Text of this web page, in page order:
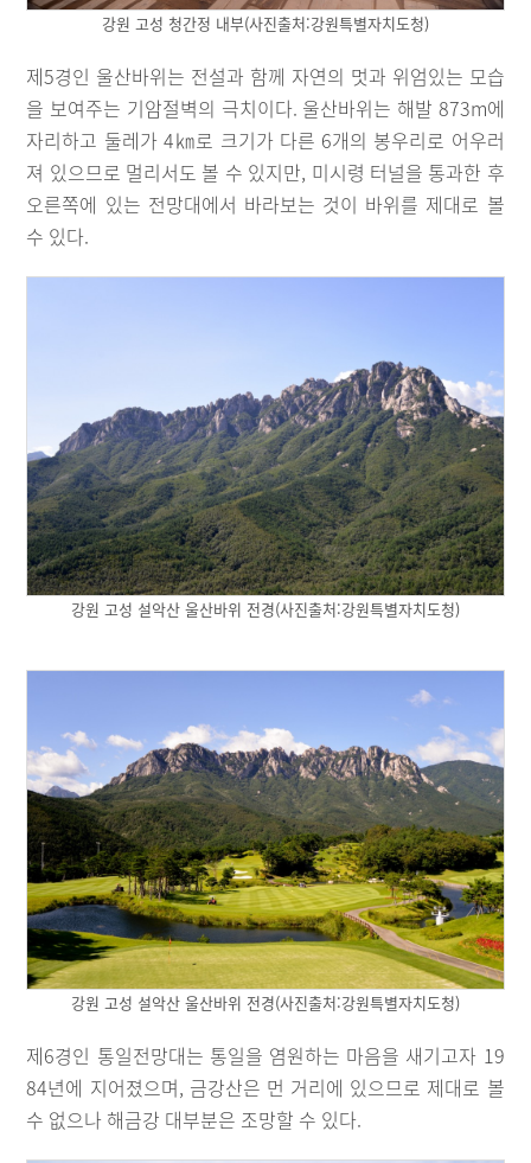
강원 고성 청간정 내부(사진출처:강원특별자치도청)
제5경인 울산바위는 전설과 함께 자연의 멋과 위엄있는 모습
을 보여주는 기암절벽의 극치이다. 울산바위는 해발 873m에
자리하고 둘레가 4㎞로 크기가 다른 6개의 봉우리로 어우러
져 있으므로 멀리서도 볼 수 있지만, 미시령 터널을 통과한 후
오른쪽에 있는 전망대에서 바라보는 것이 바위를 제대로 볼
수 있다.
강원 고성 설악산 울산바위 전경(사진출처:강원특별자치도청)
강원 고성 설악산 울산바위 전경(사진출처:강원특별자치도청)
제6경인 통일전망대는 통일을 염원하는 마음을 새기고자 19
84년에 지어졌으며, 금강산은 먼 거리에 있으므로 제대로 볼
수 없으나 해금강 대부분은 조망할 수 있다.